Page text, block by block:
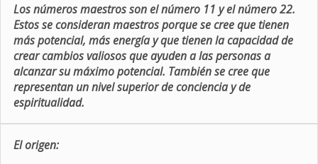
Los números maestros son el número 11 y el número 22.
Estos se consideran maestros porque se cree que tienen
más potencial, más energía y que tienen la capacidad de
crear cambios valiosos que ayuden a las personas a
alcanzar su máximo potencial. También se cree que
representan un nivel superior de conciencia y de
espiritualidad.
El origen: